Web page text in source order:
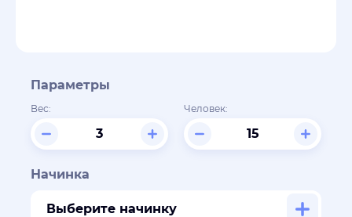
Параметры
Вес: Человек:
Начинка
Выберите начинку